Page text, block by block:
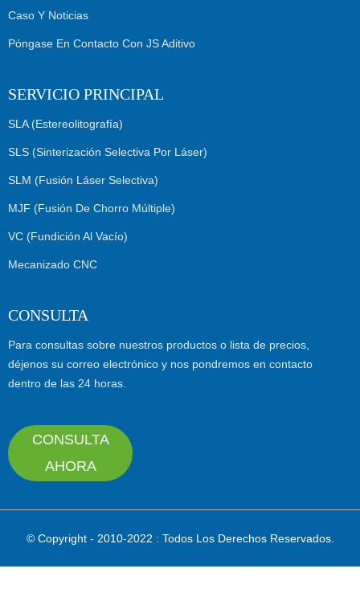
Caso Y Noticias
Póngase En Contacto Con JS Aditivo
SERVICIO PRINCIPAL
SLA (Estereolitografía)
SLS (sinterización Selectiva Por Láser)
SLM (fusión Láser Selectiva)
MJF (Fusión De Chorro Múltiple)
VC (fundición Al Vacío)
Mecanizado CNC
CONSULTA
Para consultas sobre nuestros productos o lista de precios,
déjenos su correo electrónico y nos pondremos en contacto
dentro de las 24 horas.
CONSULTA
AHORA
© Copyright - 2010-2022 : Todos Los Derechos Reservados.